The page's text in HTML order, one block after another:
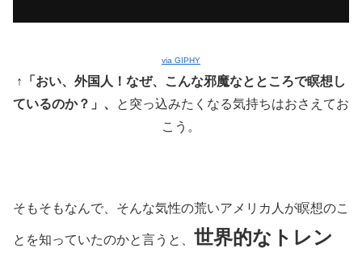
via GIPHY
↑
「おい、外国人！なぜ、こんな邪魔なとところで瞑想し
ているのか？」、
と突っ込みたくなる気持ちはおさえてお
こう。
そもそもなんで、そんな気性の荒いアメリカ人が瞑想のこ
とを知っていたのかと言うと、 世界的なトレン